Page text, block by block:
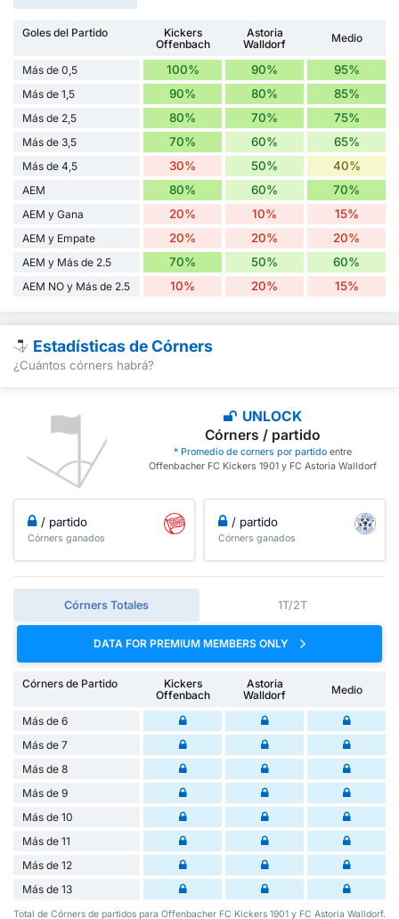
Goles del Partido
Kickers
Offenbach
Astoria
Walldorf
Medio
Más de 0,5 100% 90% 95%
Más de 1,5 90% 80% 85%
Más de 2,5 80% 70% 75%
Más de 3,5 70% 60% 65%
Más de 4,5 30% 50% 40%
AEM 80% 60% 70%
AEM y Gana 20% 10% 15%
AEM y Empate 20% 20% 20%
AEM y Más de 2.5 70% 50% 60%
AEM NO y Más de 2.5 10% 20% 15%
Estadísticas de Córners
¿Cuántos córners habrá?
UNLOCK
Córners / partido
* Promedio de corners por partido entre
Offenbacher FC Kickers 1901 y FC Astoria Walldorf
/ partido
Córners ganados
/ partido
Córners ganados
Córners Totales 1T/2T
DATA FOR PREMIUM MEMBERS ONLY
Córners de Partido
Kickers
Offenbach
Astoria
Walldorf
Medio
Más de 6
Más de 7
Más de 8
Más de 9
Más de 10
Más de 11
Más de 12
Más de 13
Total de Córners de partidos para Offenbacher FC Kickers 1901 y FC Astoria Walldorf.